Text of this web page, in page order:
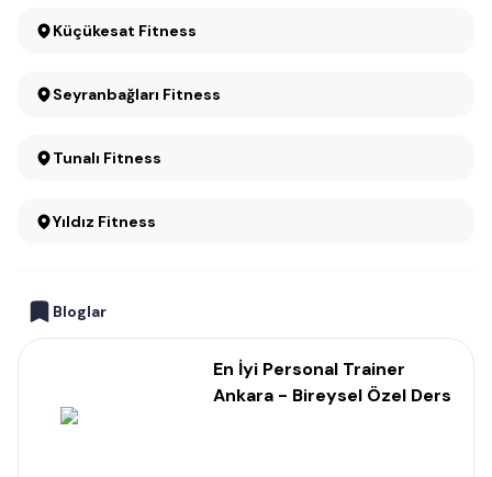
Küçükesat Fitness
Seyranbağları Fitness
Tunalı Fitness
Yıldız Fitness
Bloglar
En İyi Personal Trainer
Ankara - Bireysel Özel Ders